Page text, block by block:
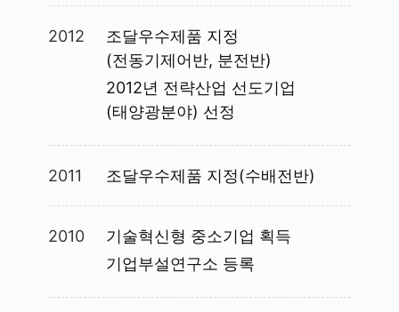
2012
조달우수제품 지정
(전동기제어반, 분전반)
2012년 전략산업 선도기업
(태양광분야) 선정
2011 조달우수제품 지정(수배전반)
2010
기술혁신형 중소기업 획득
기업부설연구소 등록